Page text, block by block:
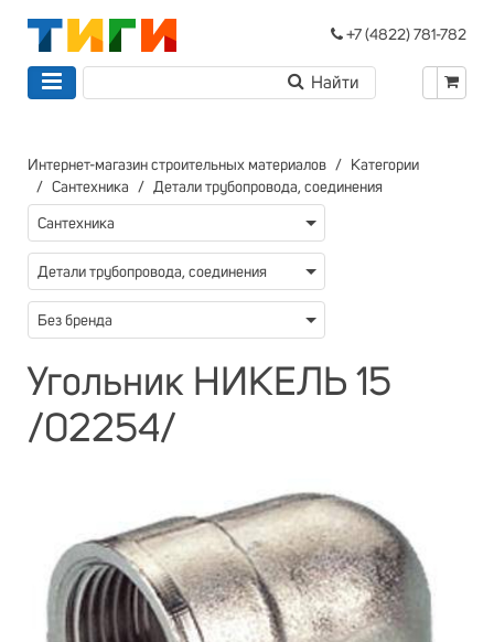
+7 (4822) 781-782
Интернет-магазин строительных материалов
Категории
Сантехника
Детали трубопровода, соединения
Сантехника
Детали трубопровода, соединения
Без бренда
Угольник НИКЕЛЬ 15
/02254/